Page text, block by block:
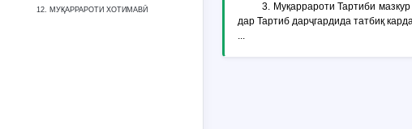
12. МУҚАРРАРОТИ ХОТИМАВӢ
3. Муқаррароти Тартиби
дар Тартиб дарҷгардида татбиқ
...